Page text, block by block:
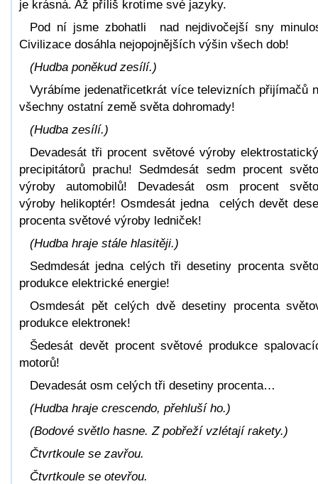
je krásná. Až příliš krotíme své jazyky.
Pod ní jsme zbohatli nad nejdivočejší sny
Civilizace dosáhla nejopojnějších výšin všech dob!
(Hudba poněkud zesílí.)
Vyrábíme jedenatřicetkrát více televizních přijímačů
všechny ostatní země světa dohromady!
(Hudba zesílí.)
Devadesát tři procent světové výroby
precipitátorů prachu! Sedmdesát sedm procent
výroby automobilů! Devadesát osm procent
výroby helikoptér! Osmdesát jedna celých devět
procenta světové výroby ledniček!
(Hudba hraje stále hlasitěji.)
Sedmdesát jedna celých tři desetiny procenta
produkce elektrické energie!
Osmdesát pět celých dvě desetiny procenta
produkce elektronek!
Šedesát devět procent světové produkce
motorů!
Devadesát osm celých tři desetiny procenta…
(Hudba hraje crescendo, přehluší ho.)
(Bodové světlo hasne. Z pobřeží vzlétají rakety.)
Čtvrtkoule se zavřou.
Čtvrtkoule se otevřou.